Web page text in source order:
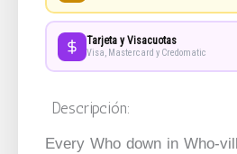
Tarjeta y Visacuotas
Visa, Mastercard y Credomatic
Descripción:
Every Who down in Who-